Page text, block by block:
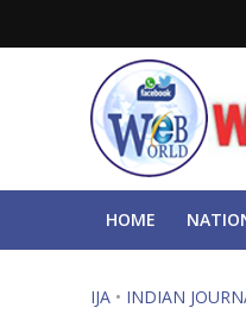
HOME
IJA • INDIAN